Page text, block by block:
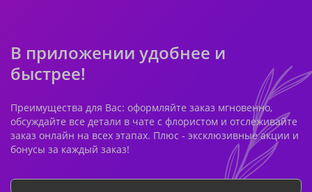
В приложении удобнее и
быстрее!
Преимущества для Вас: оформляйте заказ мгновенно,
обсуждайте все детали в чате с флористом и отслеживайте
заказ онлайн на всех этапах. Плюс - эксклюзивные акции и
бонусы за каждый заказ!